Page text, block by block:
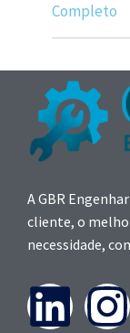
Completo
A GBR
cliente, o
necessidade,